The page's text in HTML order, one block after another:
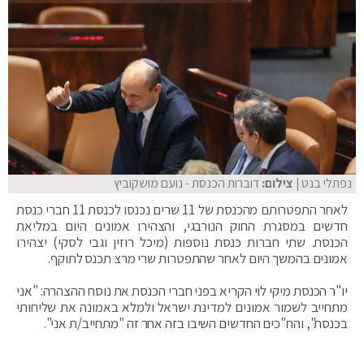
נפתלי בנט| צילום:דוברות הכנסת - נועם מושקוביץ
לאחר התפטרותם מהכנסת של 11 שרים נכנסו לכנסת 11 חברי כנסת
חדשים במסגרת החוק הנורבגי, והצהירו אמונים היום במליאת
הכנסת. שתי חברות כנסת נוספות (מיכל רוזין וגבי לסקי) יצהירו
אמונים בהמשך היום לאחר שהתפטרות שרי מרצ תכנס לתוקף.
יו"ר הכנסת מיקי לוי הקריא בפני חברי הכנסת את נוסח ההצהרה: "אני
מתחייב לשמור אמונים למדינת ישראל ולמלא באמונה את שליחותי
בכנסת", והח"כים החדשים השיבו בזה אחר זה "מתחייב/ת אני".